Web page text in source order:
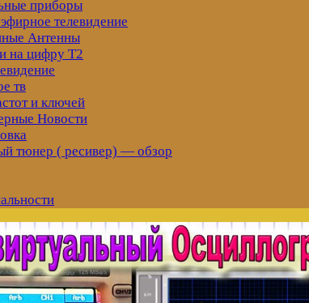
приборы
телевидение
Антенны
на цифру Т2
тв
и ключей
Новости
тюнер ( ресивер) — обзор